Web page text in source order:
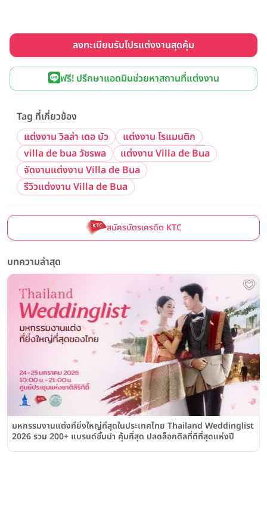
ลงทะเบียนรับโปรแต่งงานสุดคุ้ม
ฟรี! ปรึกษาแอดมินช่วยหาสถานที่แต่งงาน
Tag ที่เกี่ยวข้อง
แต่งงาน วิลล่า เดอ บัว
แต่งงาน โรแมนติก
villa de bua วัชรพล
แต่งงาน Villa de Bua
จัดงานแต่งงาน Villa de Bua
รีวิวแต่งงาน Villa de Bua
สมัครบัตรเครดิต KTC
บทความล่าสุด
มหกรรมงานแต่งที่ยิ่งใหญ่ที่สุดในประเทศไทย Thailand Weddinglist
2026 รวม 200+ แบรนด์ชั้นนำ คุ้มที่สุด ปลดล็อกดีลที่ดีที่สุดแห่งปี